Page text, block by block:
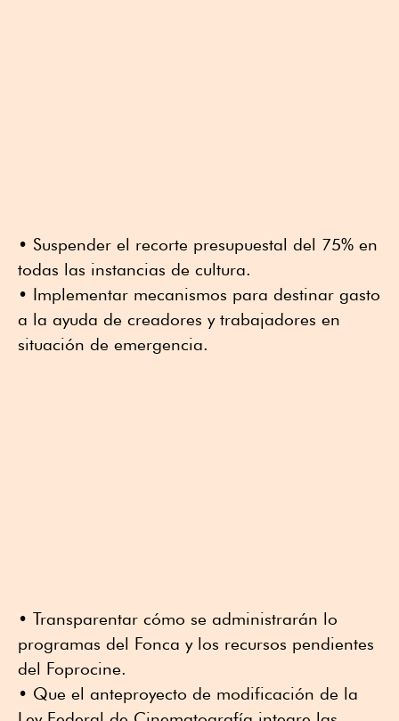
• Suspender el recorte presupuestal del 75% en
todas las instancias de cultura.
• Implementar mecanismos para destinar gasto
a la ayuda de creadores y trabajadores en
situación de emergencia.
• Transparentar cómo se administrarán lo
programas del Fonca y los recursos pendientes
del Foprocine.
• Que el anteproyecto de modificación de la